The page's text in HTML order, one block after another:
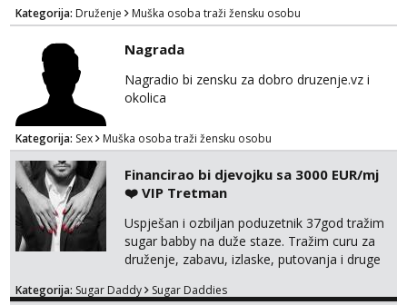
tel:0,93€ - mob:1,12€ min
Anđela
Čekam tvoj poziv!
Tel: 064/677-677 - Kod: #142
tel:0,93€ - mob:1,12€ min
Kategorija: Druženje Muška osoba traži žensku osobu
Nagrada
Nagradio bi zensku za dobro druzenje.vz i
okolica
Kategorija: Sex Muška osoba traži žensku osobu
Financirao bi djevojku sa 3000 EUR/mj
❤️ VIP Tretman
Uspješan i ozbiljan poduzetnik 37god tražim
sugar babby na duže staze. Tražim curu za
druženje, zabavu, izlaske, putovanja i druge
otvorena, komunikativna, zgodna i atraktivna
Kategorija: Sugar Daddy Sugar Daddies